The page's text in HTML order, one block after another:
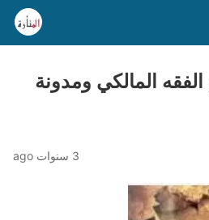
المالكي ومدونة
3 سنوات ago